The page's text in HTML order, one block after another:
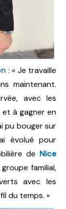
: « Je travaille
maintenant.
avec les
et à gagner en
pu bouger sur
évolué pour
de Nice
familial,
avec les
du temps. »